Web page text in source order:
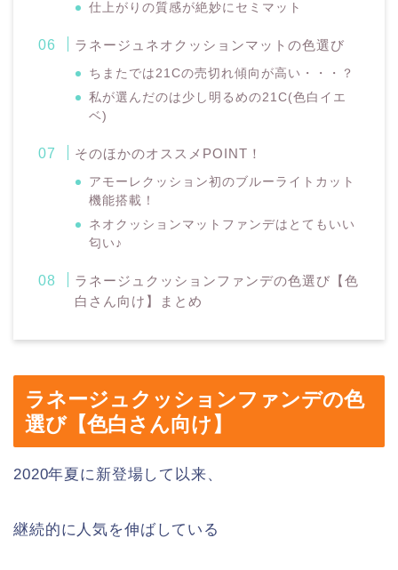
仕上がりの質感が絶妙にセミマット
ラネージュネオクッションマットの色選び
ちまたでは21Cの売切れ傾向が高い・・・？
私が選んだのは少し明るめの21C(色白イエ
ベ)
そのほかのオススメPOINT！
アモーレクッション初のブルーライトカット
機能搭載！
ネオクッションマットファンデはとてもいい
匂い♪
ラネージュクッションファンデの色選び【色
白さん向け】まとめ
ラネージュクッションファンデの色
選び【色白さん向け】
2020年夏に新登場して以来、
継続的に人気を伸ばしている